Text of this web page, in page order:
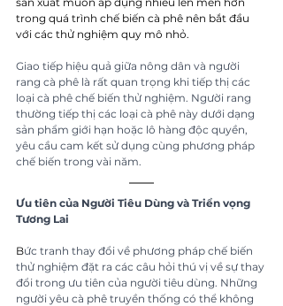
trong quá trình chế biến cà phê nên bắt đầu
với các thử nghiệm quy mô nhỏ.
Giao tiếp hiệu quả giữa nông dân và người
rang cà phê là rất quan trọng khi tiếp thị các
loại cà phê chế biến thử nghiệm. Người rang
thường tiếp thị các loại cà phê này dưới dạng
sản phẩm giới hạn hoặc lô hàng độc quyền,
yêu cầu cam kết sử dụng cùng phương pháp
chế biến trong vài năm.
Ưu tiên của Người Tiêu Dùng và Triển vọng
Tương Lai
Bức tranh thay đổi về phương pháp chế biến
thử nghiệm đặt ra các câu hỏi thú vị về sự thay
đổi trong ưu tiên của người tiêu dùng. Những
người yêu cà phê truyền thống có thể không